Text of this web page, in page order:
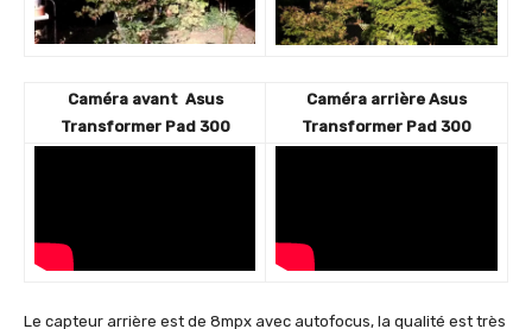
Caméra avant Asus
Transformer Pad 300
Caméra arrière Asus
Transformer Pad 300
Le capteur arrière est de 8mpx avec autofocus, la qualité est très